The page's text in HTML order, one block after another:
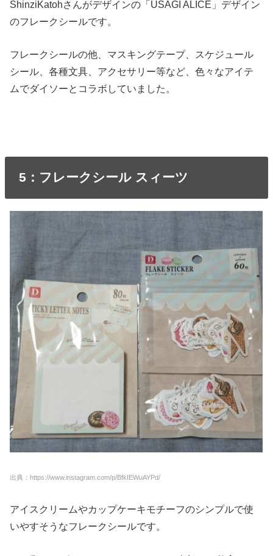
ShinziKatohさんがデザインの「USAGI ALICE」デザイン
のフレークシールです。
フレークシールの他、マスキングテープ、スケジュール
シール、各種文具、アクセサリー等など、色々なアイテ
ムでダイソーとコラボしていました。
5：フレークシール スィーツ
出典：https://www.instagram.com/p/BfkIEWuAYPd/
アイスクリームやカップケーキモチーフのシンプルで使
いやすそうなフレークシールです。